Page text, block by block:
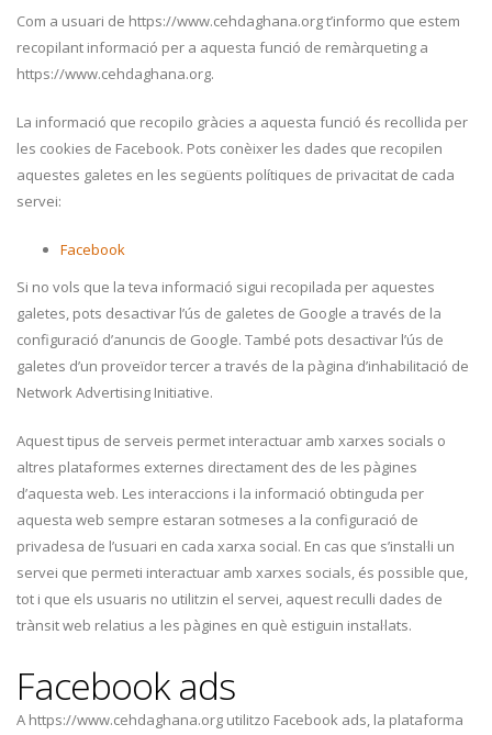
Com a usuari de https://www.cehdaghana.org t’informo que estem
recopilant informació per a aquesta funció de remàrqueting a
https://www.cehdaghana.org.
La informació que recopilo gràcies a aquesta funció és recollida per
les cookies de Facebook. Pots conèixer les dades que recopilen
aquestes galetes en les següents polítiques de privacitat de cada
servei:
Facebook
Si no vols que la teva informació sigui recopilada per aquestes
galetes, pots desactivar l’ús de galetes de Google a través de la
configuració d’anuncis de Google. També pots desactivar l’ús de
galetes d’un proveïdor tercer a través de la pàgina d’inhabilitació de
Network Advertising Initiative.
Aquest tipus de serveis permet interactuar amb xarxes socials o
altres plataformes externes directament des de les pàgines
d’aquesta web. Les interaccions i la informació obtinguda per
aquesta web sempre estaran sotmeses a la configuració de
privadesa de l’usuari en cada xarxa social. En cas que s’instal·li un
servei que permeti interactuar amb xarxes socials, és possible que,
tot i que els usuaris no utilitzin el servei, aquest reculli dades de
trànsit web relatius a les pàgines en què estiguin instal·lats.
Facebook ads
A https://www.cehdaghana.org utilitzo Facebook ads, la plataforma